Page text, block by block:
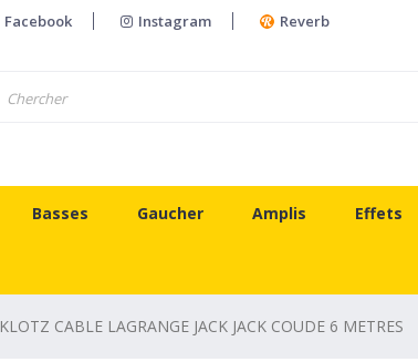
Facebook Instagram Reverb
Basses Gaucher Amplis Effets
KLOTZ CABLE LAGRANGE JACK JACK COUDE 6 METRES